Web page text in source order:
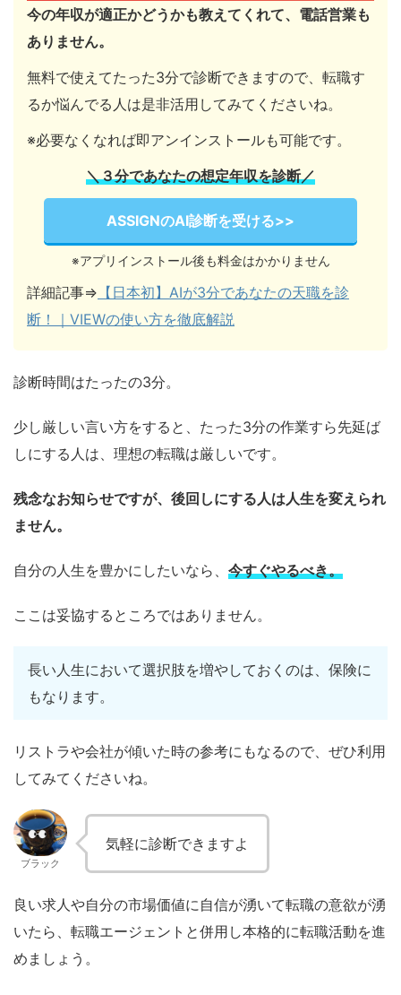
今の年収が適正かどうかも教えてくれて、電話営業も
ありません。
無料で使えてたった3分で診断できますので、転職す
るか悩んでる人は是非活用してみてくださいね。
※必要なくなれば即アンインストールも可能です。
＼３分であなたの想定年収を診断／
ASSIGNのAI診断を受ける>>
※アプリインストール後も料金はかかりません
詳細記事⇒ 【日本初】AIが3分であなたの天職を診
断！｜VIEWの使い方を徹底解説
診断時間はたったの3分。
少し厳しい言い方をすると、たった3分の作業すら先延ば
しにする人は、理想の転職は厳しいです。
残念なお知らせですが、後回しにする人は人生を変えられ
ません。
自分の人生を豊かにしたいなら、 今すぐやるべき。
ここは妥協するところではありません。
長い人生において選択肢を増やしておくのは、保険に
もなります。
リストラや会社が傾いた時の参考にもなるので、ぜひ利用
してみてくださいね。
ブラック
気軽に診断できますよ
良い求人や自分の市場価値に自信が湧いて転職の意欲が湧
いたら、転職エージェントと併用し本格的に転職活動を進
めましょう。